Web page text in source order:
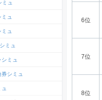
6位
7位
8位
ュ
ュ
ュ
ミュ
ミュ
シミュ